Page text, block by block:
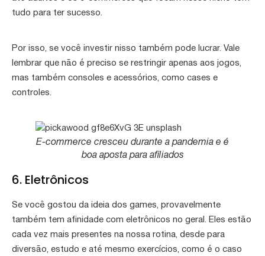
tudo para ter sucesso.
Por isso, se você investir nisso também pode lucrar. Vale
lembrar que não é preciso se restringir apenas aos jogos,
mas também consoles e acessórios, como cases e
controles.
E-commerce cresceu durante a pandemia e é
boa aposta para afiliados
6. Eletrônicos
Se você gostou da ideia dos games, provavelmente
também tem afinidade com eletrônicos no geral. Eles estão
cada vez mais presentes na nossa rotina, desde para
diversão, estudo e até mesmo exercícios, como é o caso